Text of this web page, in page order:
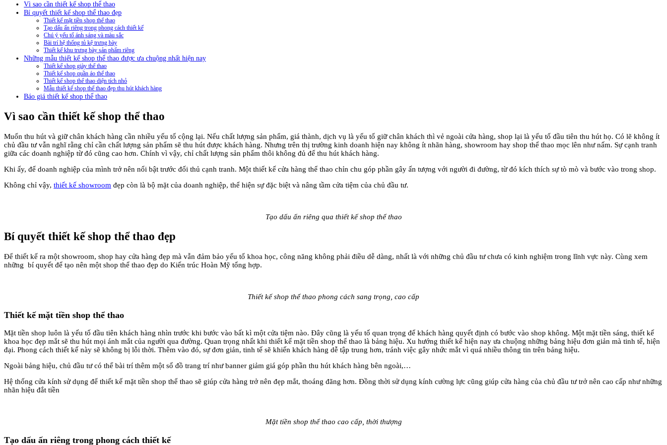
Vì sao cần thiết kế shop thể thao
Bí quyết thiết kế shop thể thao đẹp
Thiết kế mặt tiền shop thể thao
Tạo dấu ấn riêng trong phong cách thiết kế
Chú ý yếu tố ánh sáng và màu sắc
Bài trí hệ thống tủ kệ trưng bày
Thiết kế khu trưng bày sản phẩm riêng
Những mẫu thiết kế shop thể thao được ưa chuộng nhất hiện nay
Thiết kế shop giày thể thao
Thiết kế shop quần áo thể thao
Thiết kế shop thể thao diện tích nhỏ
Mẫu thiết kế shop thể thao đẹp thu hút khách hàng
Báo giá thiết kế shop thể thao
Vì sao cần thiết kế shop thể thao
Muốn thu hút và giữ chân khách hàng cần nhiều yếu tố cộng lại. Nếu chất lượng sản phẩm, giá thành, dịch vụ là yếu tố giữ chân khách thì vẻ ngoài cửa hàng, shop lại là yếu tố đầu tiên thu hút họ. Có lẽ không ít
chủ đầu tư vẫn nghĩ rằng chỉ cần chất lượng sản phẩm sẽ thu hút được khách hàng. Nhưng trên thị trường kinh doanh hiện nay không ít nhãn hàng, showroom hay shop thể thao mọc lên như nấm. Sự cạnh tranh
giữa các doanh nghiệp từ đó cũng cao hơn. Chính vì vậy, chỉ chất lượng sản phẩm thôi không đủ để thu hút khách hàng.
Khi ấy, để doanh nghiệp của mình trở nên nổi bật trước đối thủ cạnh tranh. Một thiết kế cửa hàng thể thao chỉn chu góp phần gây ấn tượng với người đi đường, từ đó kích thích sự tò mò và bước vào trong shop.
Không chỉ vậy, thiết kế showroom đẹp còn là bộ mặt của doanh nghiệp, thể hiện sự đặc biệt và nâng tầm cửa tiệm của chủ đầu tư.
Tạo dấu ấn riêng qua thiết kế shop thể thao
Bí quyết thiết kế shop thể thao đẹp
Để thiết kế ra một showroom, shop hay cửa hàng đẹp mà vẫn đảm bảo yếu tố khoa học, công năng không phải điều dễ dàng, nhất là với những chủ đầu tư chưa có kinh nghiệm trong lĩnh vực này. Cùng xem
những bí quyết để tạo nên một shop thể thao đẹp do Kiến trúc Hoàn Mỹ tổng hợp.
Thiết kế shop thể thao phong cách sang trọng, cao cấp
Thiết kế mặt tiền shop thể thao
Mặt tiền shop luôn là yếu tố đầu tiên khách hàng nhìn trước khi bước vào bất kì một cửa tiệm nào. Đây cũng là yếu tố quan trọng để khách hàng quyết định có bước vào shop không. Một mặt tiền sáng, thiết kế
khoa học đẹp mắt sẽ thu hút mọi ánh mắt của người qua đường. Quan trọng nhất khi thiết kế mặt tiền shop thể thao là bảng hiệu. Xu hướng thiết kế hiện nay ưa chuộng những bảng hiệu đơn giản mà tinh tế, hiện
đại. Phong cách thiết kế này sẽ không bị lỗi thời. Thêm vào đó, sự đơn giản, tinh tế sẽ khiến khách hàng dễ tập trung hơn, tránh việc gây nhức mắt vì quá nhiều thông tin trên bảng hiệu.
Ngoài bảng hiệu, chủ đầu tư có thể bài trí thêm một số đồ trang trí như banner giảm giá góp phần thu hút khách hàng bên ngoài,…
Hệ thống cửa kính sử dụng để thiết kế mặt tiền shop thể thao sẽ giúp cửa hàng trở nên đẹp mắt, thoáng đãng hơn. Đồng thời sử dụng kính cường lực cũng giúp cửa hàng của chủ đầu tư trở nên cao cấp như những
nhãn hiệu đắt tiền
Mặt tiền shop thể thao cao cấp, thời thượng
Tạo dấu ấn riêng trong phong cách thiết kế